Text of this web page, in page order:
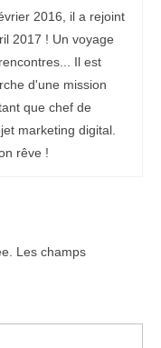
2016, il a rejoint
2017 ! Un voyage
Il est
d'une mission
que chef de
marketing digital.
rêve !
Les champs